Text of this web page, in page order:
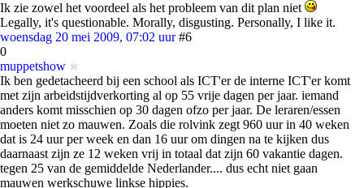
Ik zie zowel het voordeel als het probleem van dit plan niet
Legally, it's questionable. Morally, disgusting. Personally, I like it.
woensdag 20 mei 2009, 07:02 uur #6
0
muppetshow
Ik ben gedetacheerd bij een school als ICT'er de interne ICT'er komt
met zijn arbeidstijdverkorting al op 55 vrije dagen per jaar. iemand
anders komt misschien op 30 dagen ofzo per jaar. De leraren/essen
moeten niet zo mauwen. Zoals die rolvink zegt 960 uur in 40 weken
dat is 24 uur per week en dan 16 uur om dingen na te kijken dus
daarnaast zijn ze 12 weken vrij in totaal dat zijn 60 vakantie dagen.
tegen 25 van de gemiddelde Nederlander.... dus echt niet gaan
mauwen werkschuwe linkse hippies.